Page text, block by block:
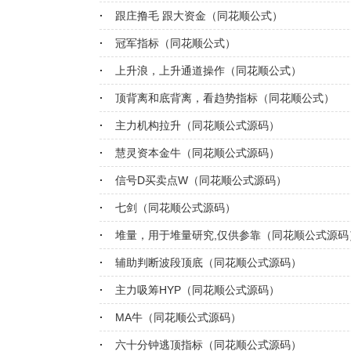
跟庄撸毛 跟大资金（同花顺公式）
冠军指标（同花顺公式）
上升浪，上升通道操作（同花顺公式）
顶背离和底背离，看趋势指标（同花顺公式）
主力机构拉升（同花顺公式源码）
慧灵资本金牛（同花顺公式源码）
信号D买卖点W（同花顺公式源码）
七剑（同花顺公式源码）
堆量，用于堆量研究,仅供参靠（同花顺公式源码
辅助判断波段顶底（同花顺公式源码）
主力吸筹HYP（同花顺公式源码）
MA牛（同花顺公式源码）
六十分钟逃顶指标（同花顺公式源码）